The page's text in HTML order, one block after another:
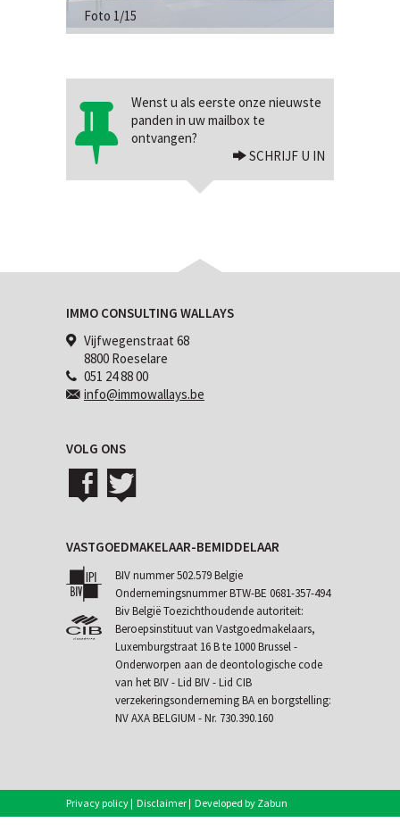
Foto 1/15
Wenst u als eerste onze nieuwste
panden in uw mailbox te
ontvangen?
SCHRIJF U IN
IMMO CONSULTING WALLAYS
Vijfwegenstraat 68
8800 Roeselare
051 24 88 00
info@immowallays.be
VOLG ONS
VASTGOEDMAKELAAR-BEMIDDELAAR
BIV nummer 502.579 Belgie
Ondernemingsnummer BTW-BE 0681-357-494
Biv België Toezichthoudende autoriteit:
Beroepsinstituut van Vastgoedmakelaars,
Luxemburgstraat 16 B te 1000 Brussel -
Onderworpen aan de deontologische code
van het BIV- Lid BIV - Lid CIB
verzekeringsonderneming BA en borgstelling:
NV AXA BELGIUM - Nr. 730.390.160
Privacy policy| Disclaimer| Developed by Zabun